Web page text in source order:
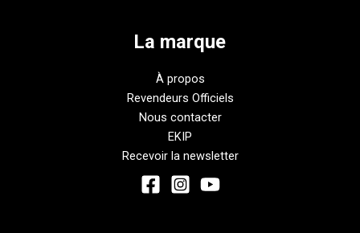
La marque
À propos
Revendeurs Officiels
Nous contacter
EKIP
Recevoir la newsletter